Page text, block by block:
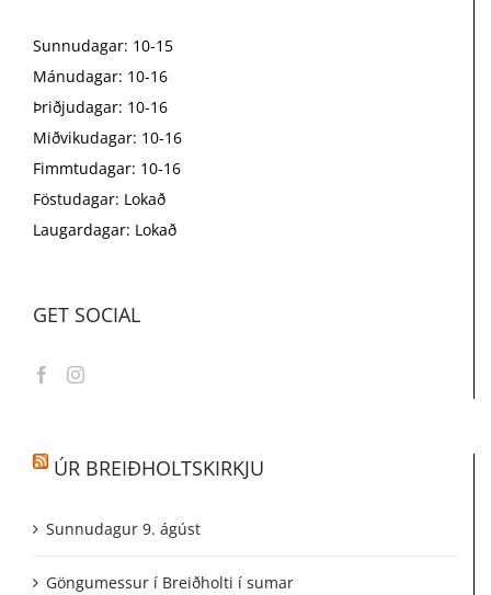
Sunnudagar: 10-15
Mánudagar: 10-16
Þriðjudagar: 10-16
Miðvikudagar: 10-16
Fimmtudagar: 10-16
Föstudagar: Lokað
Laugardagar: Lokað
GET SOCIAL
ÚR BREIÐHOLTSKIRKJU
Sunnudagur 9. ágúst
Göngumessur í Breiðholti í sumar